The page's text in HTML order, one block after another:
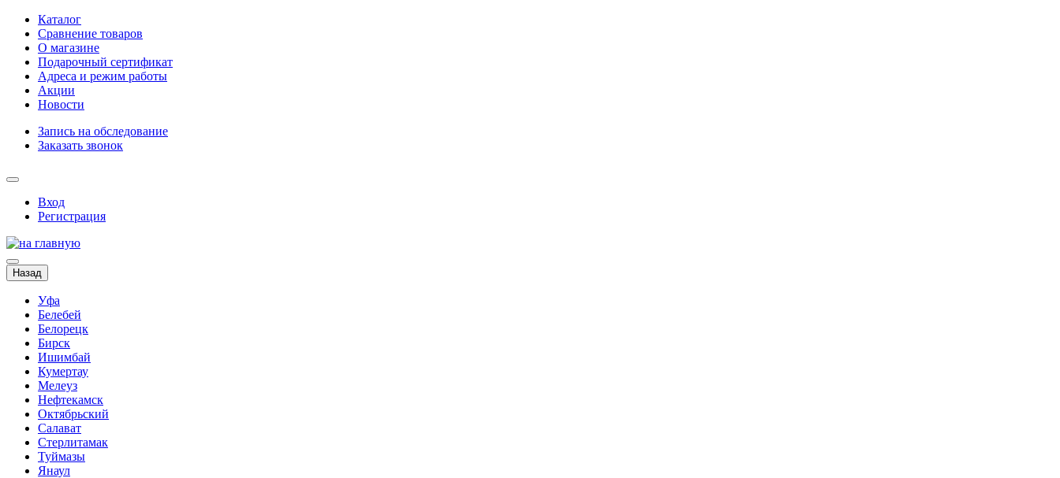
Каталог
Сравнение товаров
О магазине
Подарочный сертификат
Адреса и режим работы
Акции
Новости
Запись на обследование
Заказать звонок
Вход
Регистрация
Назад
Уфа
Белебей
Белорецк
Бирск
Ишимбай
Кумертау
Мелеуз
Нефтекамск
Октябрьский
Салават
Стерлитамак
Туймазы
Янаул